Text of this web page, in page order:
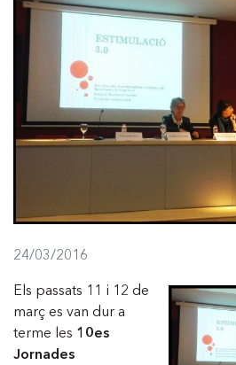
24/03/2016
Els passats 11 i 12 de
març es van dur a
terme les 10es
Jornades